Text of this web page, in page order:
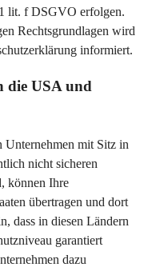
lit. f DSGVO erfolgen.
Rechtsgrundlagen wird
informiert.
die USA und
Unternehmen mit Sitz in
nicht sicheren
können Ihre
übertragen und dort
dass in diesen Ländern
garantiert
dazu